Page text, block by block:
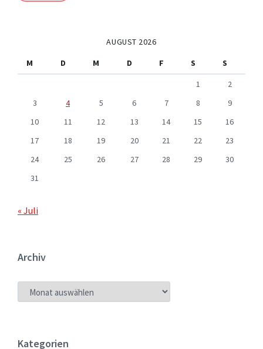
AUGUST 2026
M
D M D F S
S
1
2
3
4 5 6 7 8
9
10
11 12 13 14 15
16
17
18 19 20 21 22
23
24
25 26 27 28 29
30
31
« Juli
Archiv
ARCHIV
Kategorien